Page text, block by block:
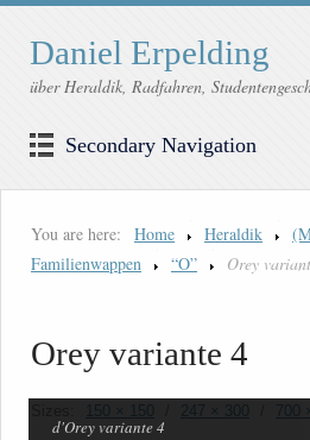
Daniel Erpelding
über Heraldik, Radfahren,
Secondary Navigation
You are here: Home Heraldik
Familienwappen
“O” Orey
Orey variante 4
150 × 150 247 × 300 700
d'Orey variante 4